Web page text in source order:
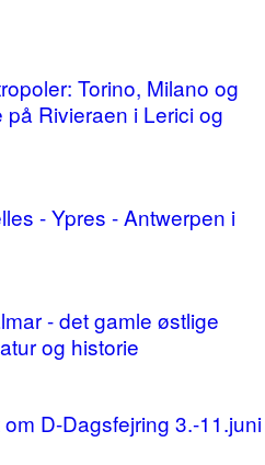
Torino, Milano og
Rivieraen i Lerici og
- Ypres - Antwerpen i
- det gamle østlige
og historie
D-Dagsfejring 3.-11.juni